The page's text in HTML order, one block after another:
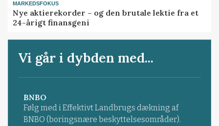
MARKEDSFOKUS
Nye aktierekorder – og den brutale lektie fra et
24-årigt finansgeni
Vi går i dybden med...
BNBO
Følg med i Effektivt Landbrugs dækning af
BNBO (boringsnære beskyttelsesområder).